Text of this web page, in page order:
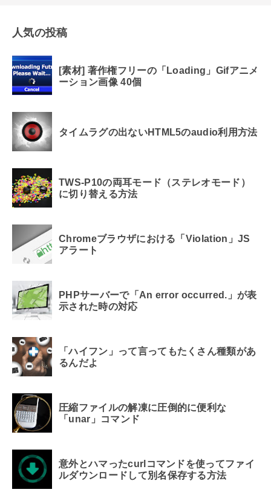
人気の投稿
[素材] 著作権フリーの「Loading」Gifアニメ
ーション画像 40個
タイムラグの出ないHTML5のaudio利用方法
TWS-P10の両耳モード（ステレオモード）
に切り替える方法
Chromeブラウザにおける「Violation」JS
アラート
PHPサーバーで「An error occurred.」が表
示された時の対応
「ハイフン」って言ってもたくさん種類があ
るんだよ
圧縮ファイルの解凍に圧倒的に便利な
「unar」コマンド
意外とハマったcurlコマンドを使ってファイ
ルダウンロードして別名保存する方法